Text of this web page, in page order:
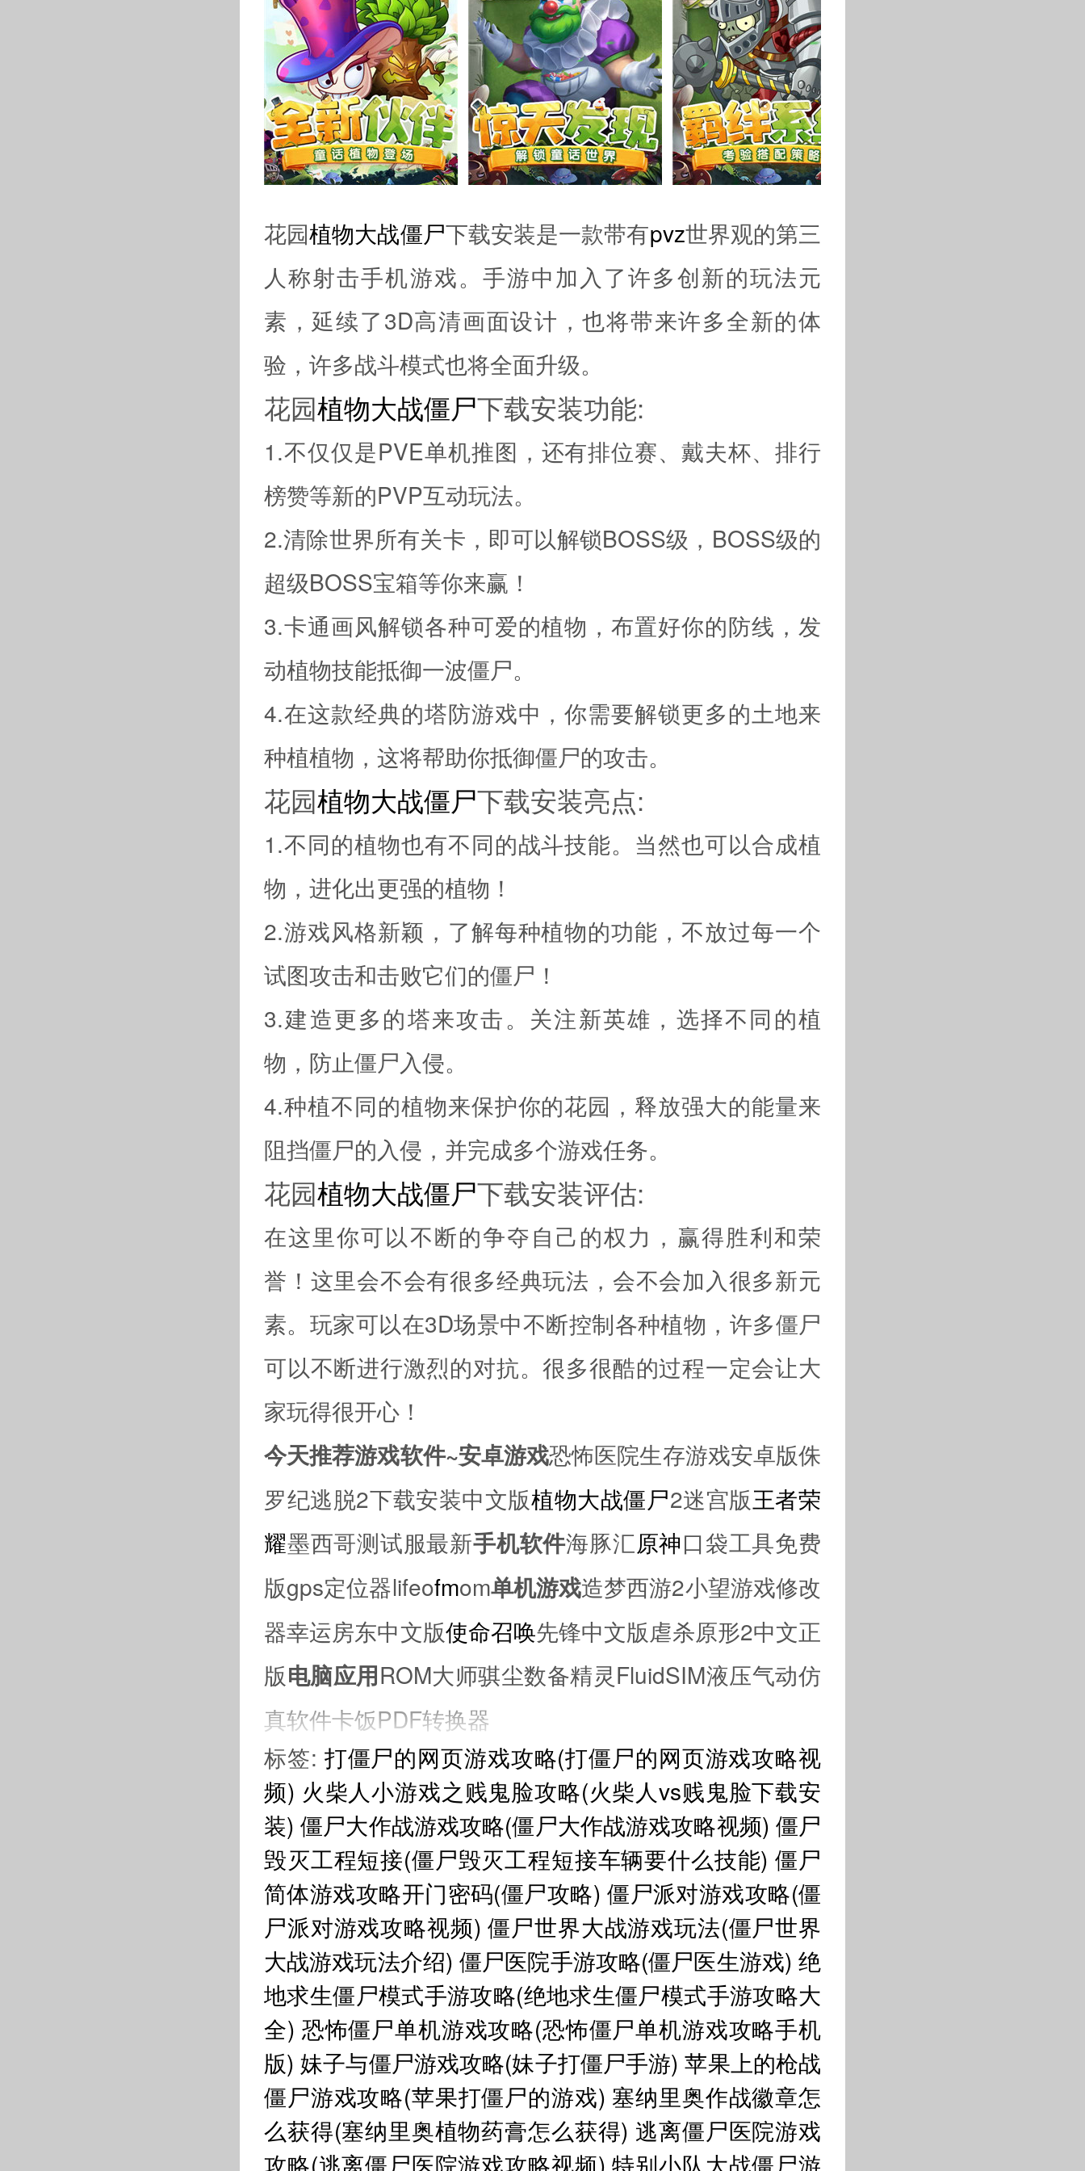
花园植物大战僵尸下载安装是一款带有pvz世界观的第三
人称射击手机游戏。手游中加入了许多创新的玩法元
素，延续了3D高清画面设计，也将带来许多全新的体
验，许多战斗模式也将全面升级。
花园植物大战僵尸下载安装功能:
1.不仅仅是PVE单机推图，还有排位赛、戴夫杯、排行
榜赞等新的PVP互动玩法。
2.清除世界所有关卡，即可以解锁BOSS级，BOSS级的
超级BOSS宝箱等你来赢！
3.卡通画风解锁各种可爱的植物，布置好你的防线，发
动植物技能抵御一波僵尸。
4.在这款经典的塔防游戏中，你需要解锁更多的土地来
种植植物，这将帮助你抵御僵尸的攻击。
花园植物大战僵尸下载安装亮点:
1.不同的植物也有不同的战斗技能。当然也可以合成植
物，进化出更强的植物！
2.游戏风格新颖，了解每种植物的功能，不放过每一个
试图攻击和击败它们的僵尸！
3.建造更多的塔来攻击。关注新英雄，选择不同的植
物，防止僵尸入侵。
4.种植不同的植物来保护你的花园，释放强大的能量来
阻挡僵尸的入侵，并完成多个游戏任务。
花园植物大战僵尸下载安装评估:
在这里你可以不断的争夺自己的权力，赢得胜利和荣
誉！这里会不会有很多经典玩法，会不会加入很多新元
素。玩家可以在3D场景中不断控制各种植物，许多僵尸
可以不断进行激烈的对抗。很多很酷的过程一定会让大
家玩得很开心！
今天推荐游戏软件~安卓游戏恐怖医院生存游戏安卓版侏
罗纪逃脱2下载安装中文版植物大战僵尸2迷宫版王者荣
耀墨西哥测试服最新手机软件海豚汇原神口袋工具免费
版gps定位器lifeofmom单机游戏造梦西游2小望游戏修改
器幸运房东中文版使命召唤先锋中文版虐杀原形2中文正
版电脑应用ROM大师骐尘数备精灵FluidSIM液压气动仿
真软件卡饭PDF转换器
标签: 打僵尸的网页游戏攻略(打僵尸的网页游戏攻略视
频) 火柴人小游戏之贱鬼脸攻略(火柴人vs贱鬼脸下载安
装) 僵尸大作战游戏攻略(僵尸大作战游戏攻略视频) 僵尸
毁灭工程短接(僵尸毁灭工程短接车辆要什么技能) 僵尸
简体游戏攻略开门密码(僵尸攻略) 僵尸派对游戏攻略(僵
尸派对游戏攻略视频) 僵尸世界大战游戏玩法(僵尸世界
大战游戏玩法介绍) 僵尸医院手游攻略(僵尸医生游戏) 绝
地求生僵尸模式手游攻略(绝地求生僵尸模式手游攻略大
全) 恐怖僵尸单机游戏攻略(恐怖僵尸单机游戏攻略手机
版) 妹子与僵尸游戏攻略(妹子打僵尸手游) 苹果上的枪战
僵尸游戏攻略(苹果打僵尸的游戏) 塞纳里奥作战徽章怎
么获得(塞纳里奥植物药膏怎么获得) 逃离僵尸医院游戏
攻略(逃离僵尸医院游戏攻略视频) 特别小队大战僵尸游